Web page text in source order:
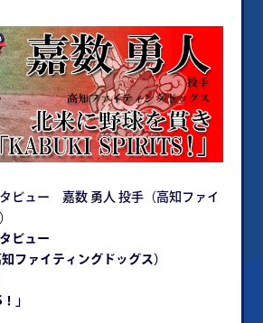
ビュー 嘉数 勇人 投手（高知ファイ
ビュー
ファイティングドッグス）
」